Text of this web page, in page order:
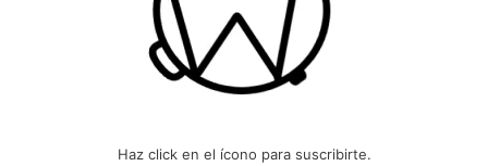
Haz click en el ícono para suscribirte.